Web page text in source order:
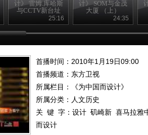
计》 雷姆.库哈斯
与CCTV新台址
25:16
计》 SOM与金茂
大厦 （上）
24:35
首播时间：2010年1月19日09:00
首播频道： 东方卫视
所属栏目：
《为中国而设计》
所属分类：人文历史
关 键 字： 设计 矶崎新 喜马拉雅
而设计